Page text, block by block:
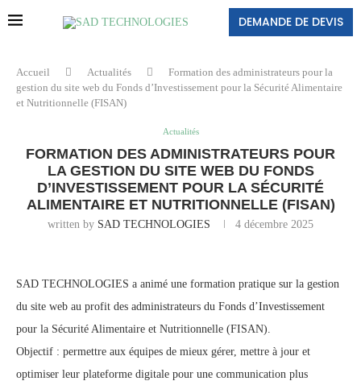
DEMANDE DE DEVIS
Accueil Actualités
Formation des administrateurs pour la
gestion du site web du Fonds d’Investissement pour la Sécurité Alimentaire
et Nutritionnelle (FISAN)
Actualités
FORMATION DES ADMINISTRATEURS POUR
LA GESTION DU SITE WEB DU FONDS
D’INVESTISSEMENT POUR LA SÉCURITÉ
ALIMENTAIRE ET NUTRITIONNELLE (FISAN)
written by SAD TECHNOLOGIES 4 décembre 2025
SAD TECHNOLOGIES a animé une formation pratique sur la gestion
du site web au profit des administrateurs du Fonds d’Investissement
pour la Sécurité Alimentaire et Nutritionnelle (FISAN).
Objectif : permettre aux équipes de mieux gérer, mettre à jour et
optimiser leur plateforme digitale pour une communication plus